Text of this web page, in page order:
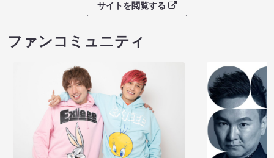
サイトを閲覧する
ファンコミュニティ